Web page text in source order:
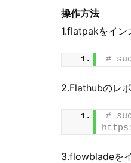
操作方法
1.flatpakをイン
#
2.Flathubのレ
#
3.flowbladeを